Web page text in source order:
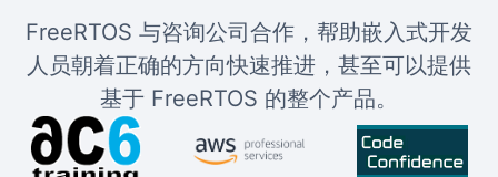
FreeRTOS 与咨询公司合作，帮助嵌入式开发
人员朝着正确的方向快速推进，甚至可以提供
基于 FreeRTOS 的整个产品。